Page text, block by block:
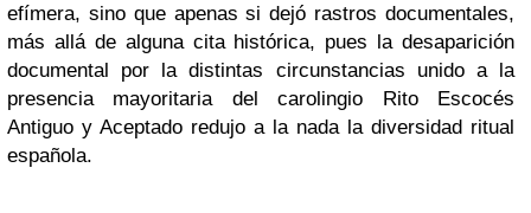
efímera, sino que apenas si dejó rastros documentales,
más allá de alguna cita histórica, pues la desaparición
documental por la distintas circunstancias unido a la
presencia mayoritaria del carolingio Rito Escocés
Antiguo y Aceptado redujo a la nada la diversidad ritual
española.